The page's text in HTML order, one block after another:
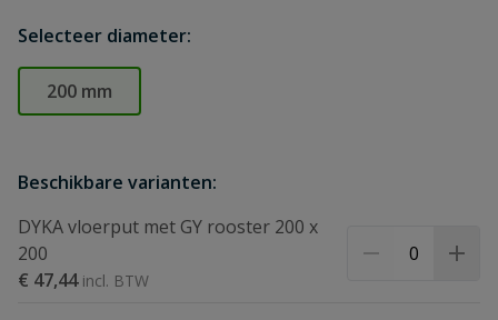
Selecteer diameter:
200 mm
Beschikbare varianten:
DYKA vloerput met GY rooster 200 x
200
€ 47,44